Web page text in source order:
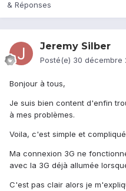
& Réponses
Jeremy Silber
Posté(e) 30 décembre
Bonjour à tous,
Je suis bien content d'enfin
à mes problèmes.
Voila, c'est simple et
Ma connexion 3G ne
avec la 3G déjà allumée
C'est pas clair alors je